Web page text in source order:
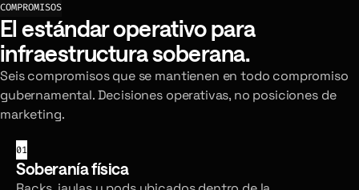
COMPROMISOS
El estándar operativo para
infraestructura soberana.
Seis compromisos que se mantienen en todo compromiso
gubernamental. Decisiones operativas, no posiciones de
marketing.
01
Soberanía física